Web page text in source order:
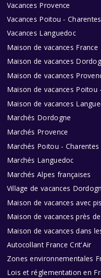
Vacances Provence
Vacances Poitou - Charentes
Vacances Languedoc
Maison de vacances France
Maison de vacances
Maison de vacances
Maison de vacances Poitou
Maison de vacances
Marchés Dordogne
Marchés Provence
Marchés Poitou - Charentes
Marchés Languedoc
Marchés Alpes françaises
Village de vacances
Maison de vacances avec
Maison de vacances près
Maison de vacances dans
Autocollant France Crit'Air
Zones environnementales
Lois et réglementation en